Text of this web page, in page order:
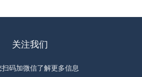
关注我们
扫码加微信了解更多信息